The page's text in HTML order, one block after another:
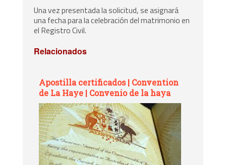
Una vez presentada la solicitud, se asignará
una fecha para la celebración del matrimonio en
el Registro Civil.
Relacionados
Apostilla certificados | Convention
de La Haye | Convenio de la haya